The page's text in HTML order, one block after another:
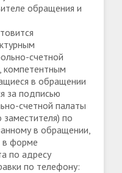
обращения и
счетной
компетентным
в обращении
за подписью
счетной палаты
заместителя) по
в обращении,
в форме
по адресу
по телефону: